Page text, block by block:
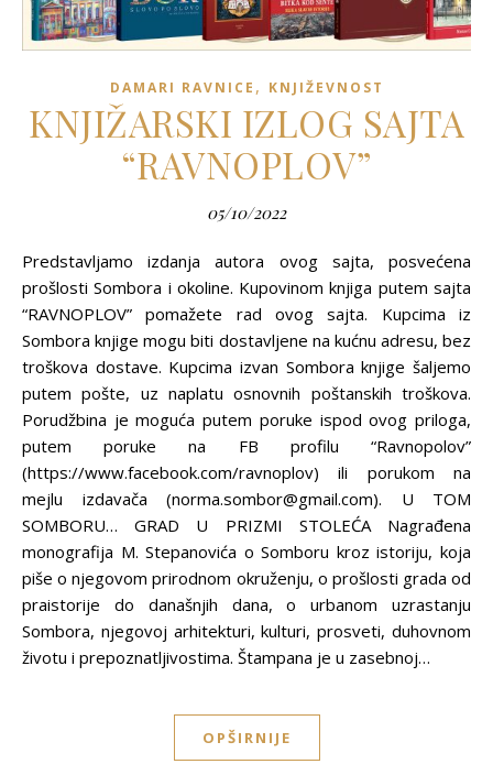
DAMARI RAVNICE , KNJIŽEVNOST
KNJIŽARSKI IZLOG SAJTA
“RAVNOPLOV”
05/10/2022
Predstavljamo izdanja autora ovog sajta, posvećena
prošlosti Sombora i okoline. Kupovinom knjiga putem sajta
“RAVNOPLOV” pomažete rad ovog sajta. Kupcima iz
Sombora knjige mogu biti dostavljene na kućnu adresu, bez
troškova dostave. Kupcima izvan Sombora knjige šaljemo
putem pošte, uz naplatu osnovnih poštanskih troškova.
Porudžbina je moguća putem poruke ispod ovog priloga,
putem poruke na FB profilu “Ravnopolov”
(https://www.facebook.com/ravnoplov) ili porukom na
mejlu izdavača (norma.sombor@gmail.com). U TOM
SOMBORU… GRAD U PRIZMI STOLEĆA Nagrađena
monografija M. Stepanovića o Somboru kroz istoriju, koja
piše o njegovom prirodnom okruženju, o prošlosti grada od
praistorije do današnjih dana, o urbanom uzrastanju
Sombora, njegovoj arhitekturi, kulturi, prosveti, duhovnom
životu i prepoznatljivostima. Štampana je u zasebnoj…
OPŠIRNIJE